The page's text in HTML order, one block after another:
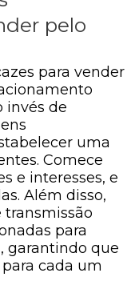
pelo
para vender
invés de
uma
Comece
e interesses, e
Além disso,
transmissão
para
garantindo que
cada um